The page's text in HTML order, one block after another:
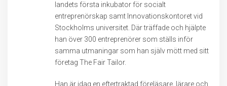
landets första inkubator för socialt
entreprenörskap samt Innovationskontoret vid
Stockholms universitet. Där träffade och hjälpte
han över 300 entreprenörer som ställs inför
samma utmaningar som han själv mött med sitt
företag The Fair Tailor.
Han är idag en eftertraktad föreläsare, lärare och